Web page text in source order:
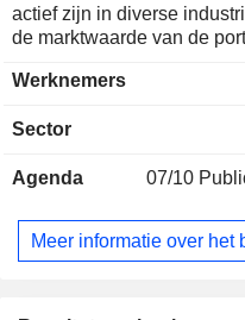
actief zijn in diverse industriële
de marktwaarde van de
Werknemers
Sector
Agenda 07/10
Meer informatie over het